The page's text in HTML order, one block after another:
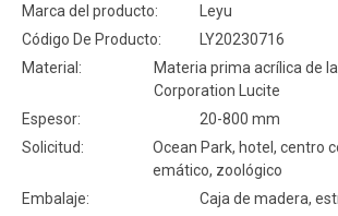
Marca del producto:
Leyu
Código De Producto:
LY20230716
Material:
Materia prima acrílica de
Corporation Lucite
Espesor:
20-800 mm
Solicitud:
Ocean Park, hotel, centro
emático, zoológico
Embalaje:
Caja de madera,